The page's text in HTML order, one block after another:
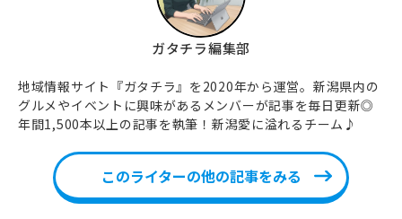
ガタチラ編集部
地域情報サイト『ガタチラ』を2020年から運営。新潟県内の
グルメやイベントに興味があるメンバーが記事を毎日更新◎
年間1,500本以上の記事を執筆！新潟愛に溢れるチーム♪
このライターの他の記事をみる